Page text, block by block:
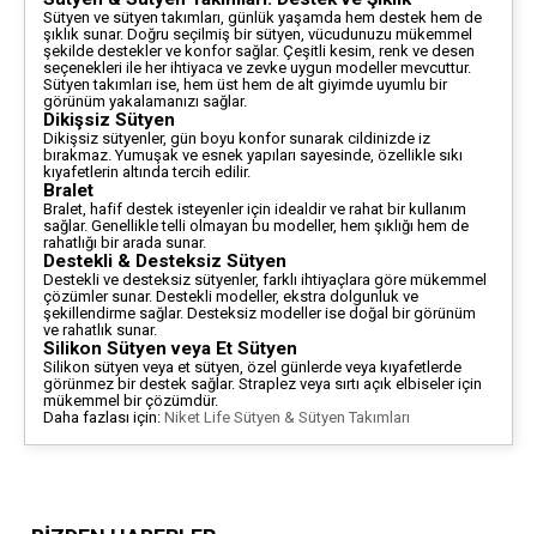
Sütyen ve sütyen takımları, günlük yaşamda hem destek hem de
şıklık sunar. Doğru seçilmiş bir sütyen, vücudunuzu mükemmel
şekilde destekler ve konfor sağlar. Çeşitli kesim, renk ve desen
seçenekleri ile her ihtiyaca ve zevke uygun modeller mevcuttur.
Sütyen takımları ise, hem üst hem de alt giyimde uyumlu bir
görünüm yakalamanızı sağlar.
Dikişsiz Sütyen
Dikişsiz sütyenler, gün boyu konfor sunarak cildinizde iz
bırakmaz. Yumuşak ve esnek yapıları sayesinde, özellikle sıkı
kıyafetlerin altında tercih edilir.
Bralet
Bralet, hafif destek isteyenler için idealdir ve rahat bir kullanım
sağlar. Genellikle telli olmayan bu modeller, hem şıklığı hem de
rahatlığı bir arada sunar.
Destekli & Desteksiz Sütyen
Destekli ve desteksiz sütyenler, farklı ihtiyaçlara göre mükemmel
çözümler sunar. Destekli modeller, ekstra dolgunluk ve
şekillendirme sağlar. Desteksiz modeller ise doğal bir görünüm
ve rahatlık sunar.
Silikon Sütyen veya Et Sütyen
Silikon sütyen veya et sütyen, özel günlerde veya kıyafetlerde
görünmez bir destek sağlar. Straplez veya sırtı açık elbiseler için
mükemmel bir çözümdür.
Daha fazlası için: Niket Life Sütyen & Sütyen Takımları